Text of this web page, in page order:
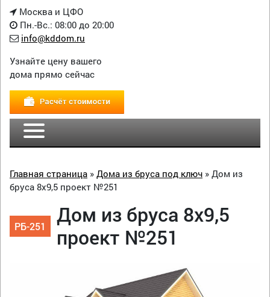
Москва и ЦФО
Пн.-Вс.: 08:00 до 20:00
info@kddom.ru
Узнайте цену вашего
дома прямо сейчас
Главная страница » Дома из бруса под ключ » Дом из
бруса 8х9,5 проект №251
РБ-251
Дом из бруса 8х9,5
проект №251